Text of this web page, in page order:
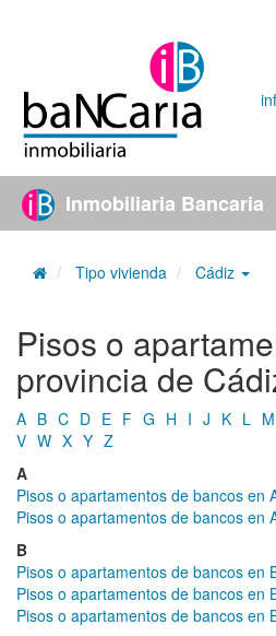
Inmobiliaria Bancaria
Tipo vivienda Cádiz
Pisos o
provincia de
A B C D E F G H I J K L M
V W X Y Z
A
Pisos o apartamentos de bancos en
Pisos o apartamentos de bancos en
B
Pisos o apartamentos de bancos en
Pisos o apartamentos de bancos en
Pisos o apartamentos de bancos en